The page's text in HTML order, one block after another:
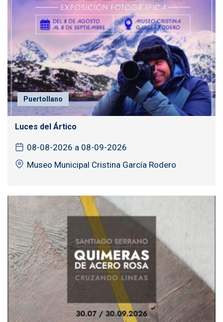
Puertollano
Luces del Ártico
08-08-2026 a 08-09-2026
Museo Municipal Cristina García Rodero